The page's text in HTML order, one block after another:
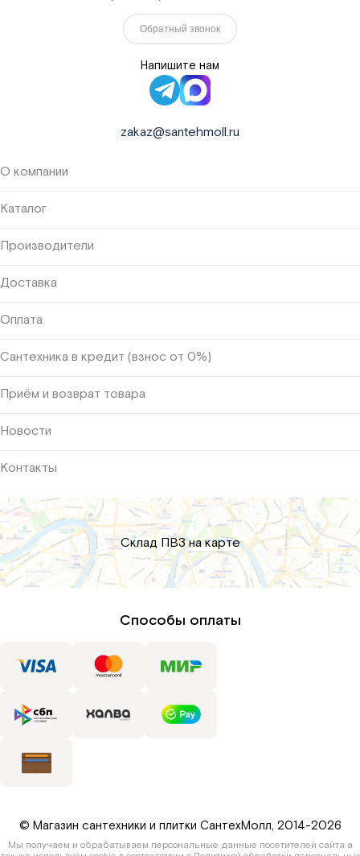
О компании
Каталог
Производители
Доставка
Оплата
Сантехника в кредит (взнос от 0%)
Приём и возврат товара
Новости
Контакты
Обратный звонок
Напишите нам
zakaz@santehmoll.ru
Склад ПВЗна карте
Способы оплаты
© Магазин сантехники и плитки СантехМолл, 2014-2026
Мы получаем и обрабатываем персональные данные посетителей сайта а